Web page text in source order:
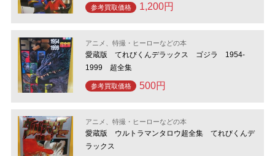
参考買取価格 1,200円
アニメ、特撮・ヒーローなどの本
愛蔵版 てれびくんデラックス ゴジラ 1954-
1999 超全集
参考買取価格 500円
アニメ、特撮・ヒーローなどの本
愛蔵版 ウルトラマンタロウ超全集 てれびくんデ
ラックス